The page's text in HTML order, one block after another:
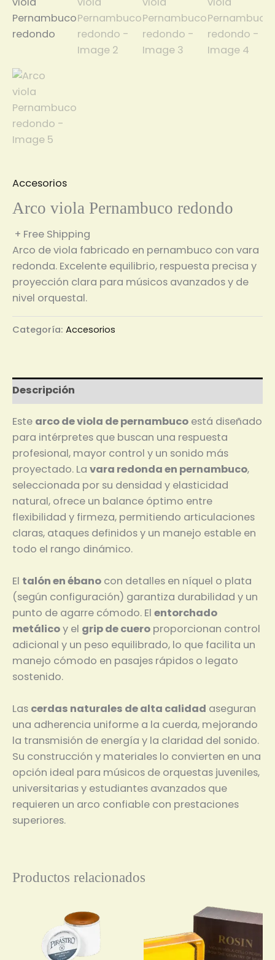
Accesorios
Arco viola Pernambuco redondo
+ Free Shipping
Arco de viola fabricado en pernambuco con vara
redonda. Excelente equilibrio, respuesta precisa y
proyección clara para músicos avanzados y de
nivel orquestal.
Categoría: Accesorios
Descripción
Este arco de viola de pernambuco está diseñado
para intérpretes que buscan una respuesta
profesional, mayor control y un sonido más
proyectado. La vara redonda en pernambuco,
seleccionada por su densidad y elasticidad
natural, ofrece un balance óptimo entre
flexibilidad y firmeza, permitiendo articulaciones
claras, ataques definidos y un manejo estable en
todo el rango dinámico.
El talón en ébano con detalles en níquel o plata
(según configuración) garantiza durabilidad y un
punto de agarre cómodo. El entorchado
metálicoy el grip de cuero proporcionan control
adicional y un peso equilibrado, lo que facilita un
manejo cómodo en pasajes rápidos o legato
sostenido.
Las cerdas naturales de alta calidad aseguran
una adherencia uniforme a la cuerda, mejorando
la transmisión de energía y la claridad del sonido.
Su construcción y materiales lo convierten en una
opción ideal para músicos de orquestas juveniles,
universitarias y estudiantes avanzados que
requieren un arco confiable con prestaciones
superiores.
Productos relacionados